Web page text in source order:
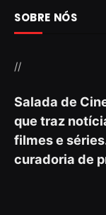
SOBRE NÓS
//
Salada de
que traz
filmes e
curadoria de